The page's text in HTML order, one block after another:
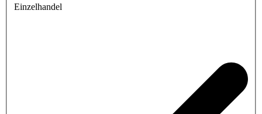
Einzelhandel